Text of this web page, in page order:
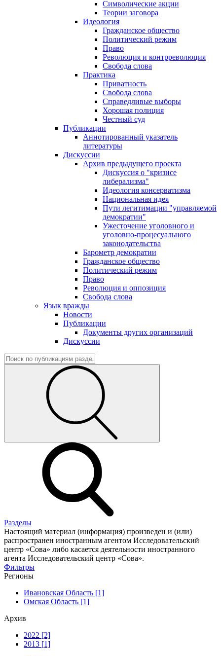
Символические акции
Теории заговора
Идеология
Гражданское общество
Политический режим
Право
Революция и контрреволюция
Свобода слова
Практика
Приватность
Свобода слова
Справедливые выборы
Хорошая полиция
Честный суд
Публикации
Аннотированный указатель
литературы
Дискуссии
Архив предыдущего проекта
Дискуссия о "кризисе
либерализма"
Идеология консерватизма
Национальная идея
Пути легитимации "управляемой
демократии"
Ужесточение уголовного и
уголовно-процесуального
законодательства
Барометр демократии
Гражданское общество
Политический режим
Право
Революция и оппозиция
Свобода слова
Язык вражды
Новости
Публикации
Документы других организаций
Дискуссии
Разделы
Настоящий материал (информация) произведен и (или)
распространен иностранным агентом Исследовательский
центр «Сова» либо касается деятельности иностранного
агента Исследовательский центр «Сова».
Фильтры
Регионы
Ивановская Область [1]
Омская Область [1]
Архив
2022 [2]
2013 [1]